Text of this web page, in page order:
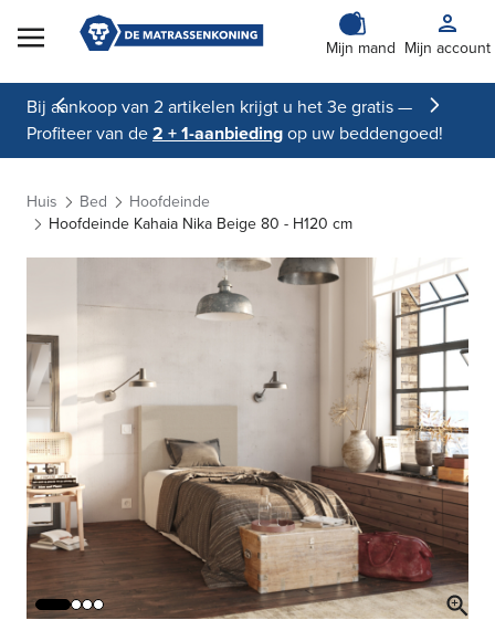
Skip to Content
Mijn mand Mijn account
Bij aankoop van 2 artikelen krijgt u het 3e gratis —
Profiteer van de2 + 1-aanbiedingop uw beddengoed!
Huis Bed
Hoofdeinde
Hoofdeinde Kahaia Nika Beige 80 - H120 cm